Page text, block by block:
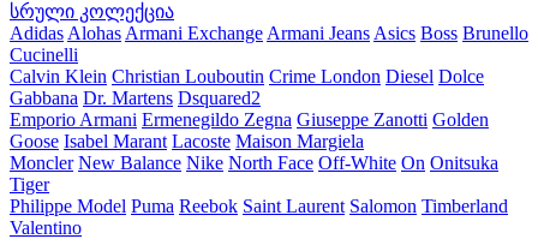
სრული კოლექცია
Adidas Alohas Armani Exchange Armani Jeans Asics Boss Brunello
Cucinelli
Calvin Klein Christian Louboutin Crime London Diesel Dolce
Gabbana Dr. Martens Dsquared2
Emporio Armani Ermenegildo Zegna Giuseppe Zanotti Golden
Goose Isabel Marant Lacoste Maison Margiela
Moncler New Balance Nike North Face Off-White On Onitsuka
Tiger
Philippe Model Puma Reebok Saint Laurent Salomon Timberland
Valentino